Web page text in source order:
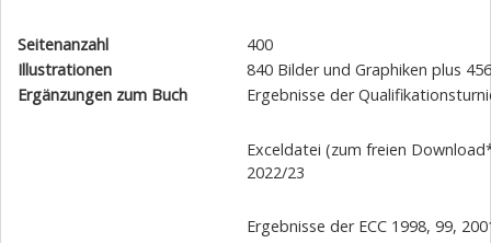
Seitenanzahl
400
Illustrationen
840 Bilder und Graphiken plus
Ergänzungen zum Buch
Ergebnisse der
Exceldatei (zum freien
2022/23
Ergebnisse der ECC 1998, 99,